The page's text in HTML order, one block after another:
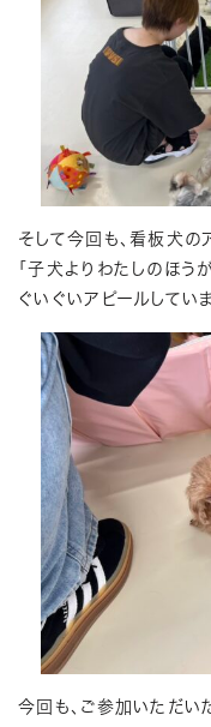
そして今回も、看板犬の
「子犬よりわたしのほう
ぐいぐいアピールしてい
今回も、ご参加いただい